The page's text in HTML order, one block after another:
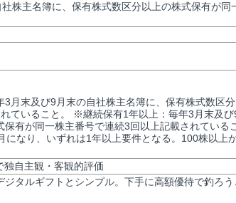
株主名簿に、保有株式数区分以上の株式保有が同
月末及び9月末の自社株主名簿に、保有株式数区
ていること。 ※継続保有1年以上：毎年3月末及び
有が同一株主番号で連続3回以上記載されている
になり、いずれは1年以上要件となる。100株以上
自主観・客観的評価
タルギフトとシンプル。下手に高額優待で釣ろう